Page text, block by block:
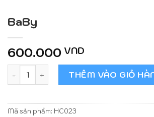
BaBy
600.000 VND
BaBy số lượng THÊM VÀO GIỎ
Mã sản phẩm: HC023